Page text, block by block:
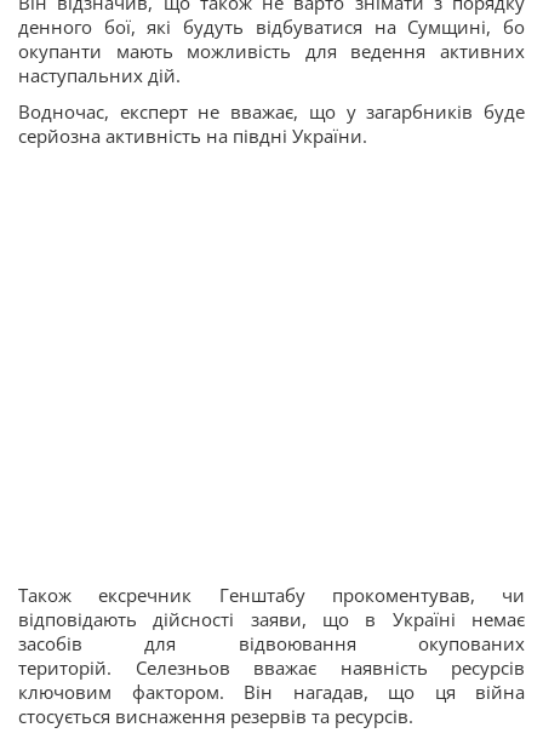
денного бої, які будуть відбуватися на Сумщині, бо
окупанти мають можливість для ведення активних
наступальних дій.
Водночас, експерт не вважає, що у загарбників буде
серйозна активність на півдні України.
Також ексречник Генштабу прокоментував, чи
відповідають дійсності заяви, що в Україні немає
засобів для відвоювання окупованих
територій. Селезньов вважає наявність ресурсів
ключовим фактором. Він нагадав, що ця війна
стосується виснаження резервів та ресурсів.